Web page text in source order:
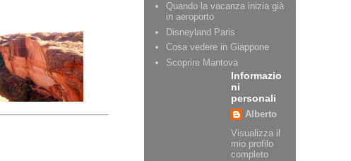
Quando la vacanza inizia già
in aeroporto
Disneyland Paris
Cosa vedere in Giappone
Scoprire Mantova
Informazio
ni
personali
Alberto
Visualizza il
mio profilo
completo